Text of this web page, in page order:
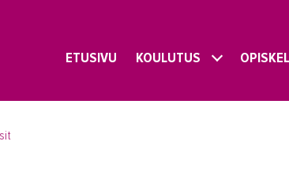
ETUSIVU KOULUTUS